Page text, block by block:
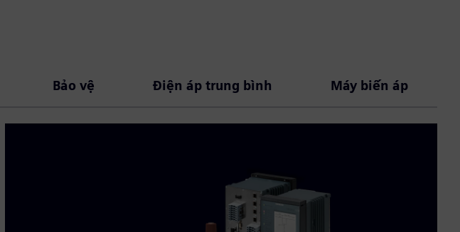
Bảo vệ Điện áp trung bình Máy biến áp